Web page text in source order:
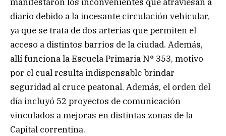
diario debido a la incesante circulación vehicular,
ya que se trata de dos arterias que permiten el
acceso a distintos barrios de la ciudad. Además,
allí funciona la Escuela Primaria N° 353, motivo
por el cual resulta indispensable brindar
seguridad al cruce peatonal. Además, el orden del
día incluyó 52 proyectos de comunicación
vinculados a mejoras en distintas zonas de la
Capital correntina.